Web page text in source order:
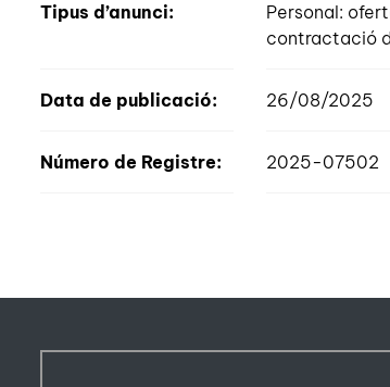
Tipus d’anunci:
Personal:
contractació
Data de publicació: 26/08/2025
Número de Registre: 2025-07502